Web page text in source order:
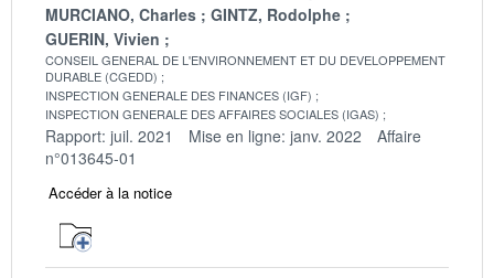
MURCIANO, Charles
GINTZ, Rodolphe
GUERIN, Vivien
CONSEIL GENERAL DE L'ENVIRONNEMENT ET DU DEVELOPPEMENT
DURABLE (CGEDD)
INSPECTION GENERALE DES FINANCES (IGF)
INSPECTION GENERALE DES AFFAIRES SOCIALES (IGAS)
Rapport: juil. 2021 Mise en ligne: janv. 2022
Affaire
n°013645-01
Accéder à la notice